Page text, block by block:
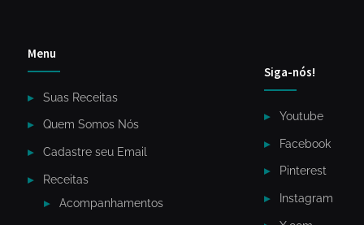
Menu
Suas Receitas
Quem Somos Nós
Cadastre seu Email
Receitas
Acompanhamentos
Siga-nós!
Youtube
Facebook
Pinterest
Instagram